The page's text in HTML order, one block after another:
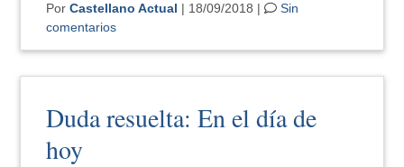
PorCastellano Actual | 18/09/2018 |
Sin
comentarios
Duda resuelta: En el día de
hoy